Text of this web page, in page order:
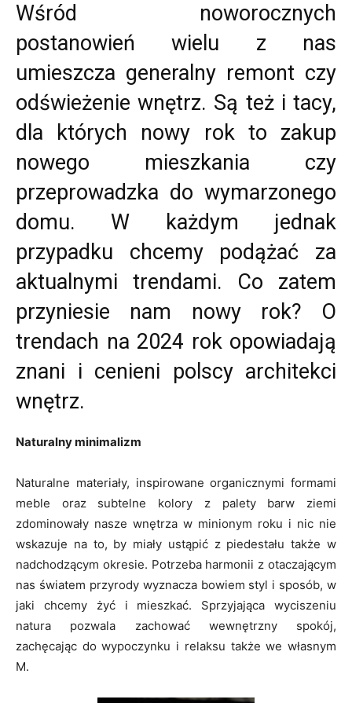
Wśród noworocznych
postanowień wielu z nas
umieszcza generalny remont czy
odświeżenie wnętrz. Są też i tacy,
dla których nowy rok to zakup
nowego mieszkania czy
przeprowadzka do wymarzonego
domu. W każdym jednak
przypadku chcemy podążać za
aktualnymi trendami. Co zatem
przyniesie nam nowy rok? O
trendach na 2024 rok opowiadają
znani i cenieni polscy architekci
wnętrz.
Naturalny minimalizm
Naturalne materiały, inspirowane organicznymi formami
meble oraz subtelne kolory z palety barw ziemi
zdominowały nasze wnętrza w minionym roku i nic nie
wskazuje na to, by miały ustąpić z piedestału także w
nadchodzącym okresie. Potrzeba harmonii z otaczającym
nas światem przyrody wyznacza bowiem styl i sposób, w
jaki chcemy żyć i mieszkać. Sprzyjająca wyciszeniu
natura pozwala zachować wewnętrzny spokój,
zachęcając do wypoczynku i relaksu także we własnym
M.